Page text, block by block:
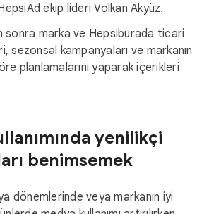
ekip lideri Volkan Akyüz.
sonra marka ve Hepsiburada ticari
sezonsal kampanyaları ve markanın
planlamalarını yaparak içerikleri
yenilikçi
benimsemek
dönemlerinde veya markanın iyi